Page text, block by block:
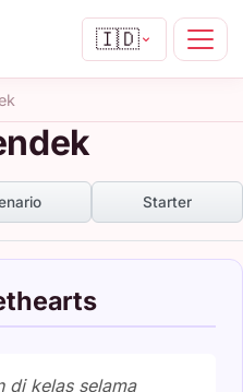
🇮🇩
Starter
di kelas selama